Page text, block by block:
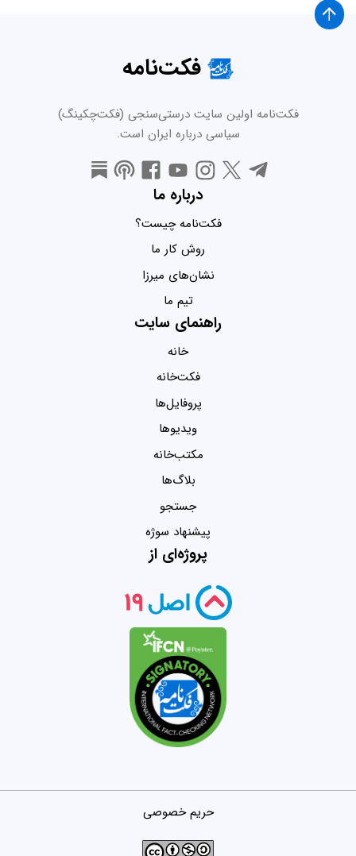
فکت‌نامه
فکت‌نامه اولین سایت درستی‌سنجی (فکت‌چکینگ)
سیاسی درباره ایران است.
درباره ما
فکت‌نامه چیست؟
روش کار ما
نشان‌های میرزا
تیم ما
راهنمای سایت
خانه
فکت‌خانه
پروفایل‌ها
ویدیو‌ها
مکتب‌خانه
بلاگ‌ها
جستجو
پیشنهاد سوژه
پروژه‌ای از
حریم خصوصی